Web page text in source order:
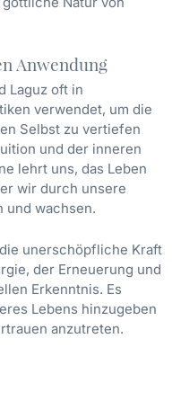
Anwendung
Laguz oft in
verwendet, um die
Selbst zu vertiefen
und der inneren
lehrt uns, das Leben
wir durch unsere
und wachsen.
unerschöpfliche Kraft
der Erneuerung und
Erkenntnis. Es
Lebens hinzugeben
anzutreten.